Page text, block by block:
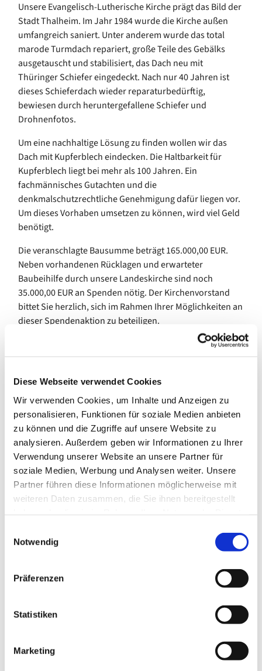
Diese Webseite verwendet Cookies
Wir verwenden Cookies, um Inhalte und Anzeigen zu
personalisieren, Funktionen für soziale Medien anbieten
zu können und die Zugriffe auf unsere Website zu
analysieren. Außerdem geben wir Informationen zu Ihrer
Verwendung unserer Website an unsere Partner für
soziale Medien, Werbung und Analysen weiter. Unsere
Partner führen diese Informationen möglicherweise mit
weiteren Daten zusammen, die Sie ihnen bereitgestellt
Notwendig
Präferenzen
Statistiken
Marketing
Unsere Evangelisch-Lutherische Kirche prägt das Bild der
Stadt Thalheim. Im Jahr 1984 wurde die Kirche außen
umfangreich saniert. Unter anderem wurde das total
marode Turmdach repariert, große Teile des Gebälks
ausgetauscht und stabilisiert, das Dach neu mit
Thüringer Schiefer eingedeckt. Nach nur 40 Jahren ist
dieses Schieferdach wieder reparaturbedürftig,
bewiesen durch heruntergefallene Schiefer und
Drohnenfotos.
Um eine nachhaltige Lösung zu finden wollen wir das
Dach mit Kupferblech eindecken. Die Haltbarkeit für
Kupferblech liegt bei mehr als 100 Jahren. Ein
fachmännisches Gutachten und die
denkmalschutzrechtliche Genehmigung dafür liegen vor.
Um dieses Vorhaben umsetzen zu können, wird viel Geld
benötigt.
Die veranschlagte Bausumme beträgt 165.000,00 EUR.
Neben vorhandenen Rücklagen und erwarteter
Baubeihilfe durch unsere Landeskirche sind noch
35.000,00 EUR an Spenden nötig. Der Kirchenvorstand
bittet Sie herzlich, sich im Rahmen Ihrer Möglichkeiten an
dieser Spendenaktion zu beteiligen.
Ihre Spende hilft! Schon jetzt ein herzliches „DANKE“!
Unsere Kirche soll noch über Generationen hinweg
Heimstatt für Gemeinde zur Ehre Gottes sein.
Spenden an:
Ev.-Luth. Kirchenbezirk Chemnitz - Kassenverwaltung
IBAN: DE69 3506 0190 1682 0090 27
BIC: GENODED1DKD
Verwendungszweck:RT2920Reparatur Turmdach
Thalheim